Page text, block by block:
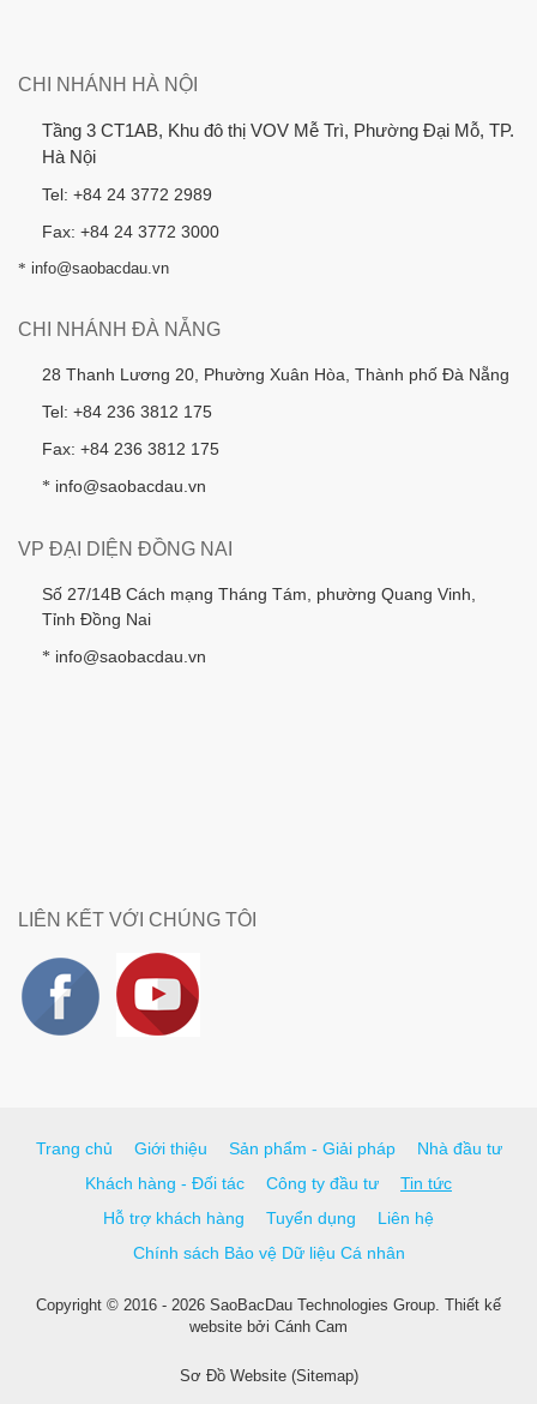
CHI NHÁNH HÀ NỘI
Tầng 3 CT1AB, Khu đô thị VOV Mễ Trì, Phường Đại Mỗ, TP.
Hà Nội
Tel: +84 24 3772 2989
Fax: +84 24 3772 3000
* info@saobacdau.vn
CHI NHÁNH ĐÀ NẴNG
28 Thanh Lương 20, Phường Xuân Hòa, Thành phố Đà Nẵng
Tel: +84 236 3812 175
Fax: +84 236 3812 175
* info@saobacdau.vn
VP ĐẠI DIỆN ĐỒNG NAI
Số 27/14B Cách mạng Tháng Tám, phường Quang Vinh,
Tỉnh Đồng Nai
* info@saobacdau.vn
LIÊN KẾT VỚI CHÚNG TÔI
Trang chủ Giới thiệu Sản phẩm - Giải pháp
Nhà đầu tư
Khách hàng - Đối tác
Công ty đầu tư
Tin tức
Hỗ trợ khách hàng
Tuyển dụng
Liên hệ
Chính sách Bảo vệ Dữ liệu Cá nhân
Copyright © 2016 - 2026 SaoBacDau Technologies Group. Thiết kế
website bởi Cánh Cam
Sơ Đồ Website (Sitemap)